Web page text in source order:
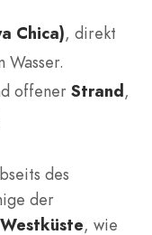
Chica), direkt
offener Strand,
des
der
, wie